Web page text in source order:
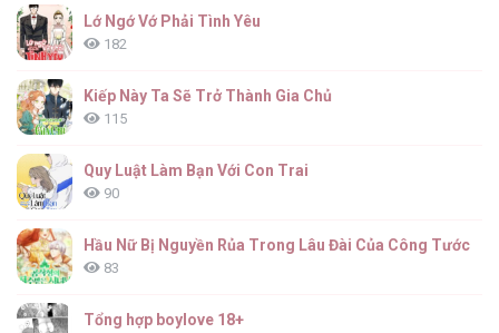
Ba Lần Động Phòng [...] – Chap 55
Lớ Ngớ Vớ Phải Tình Yêu
182
Kiếp Này Ta Sẽ Trở Thành Gia Chủ
115
Quy Luật Làm Bạn Với Con Trai
90
Hầu Nữ Bị Nguyền Rủa Trong Lâu Đài Của Công Tước
83
Tổng hợp boylove 18+